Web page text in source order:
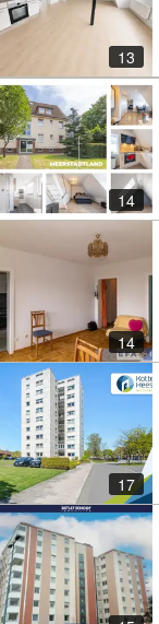
13
14
14
17